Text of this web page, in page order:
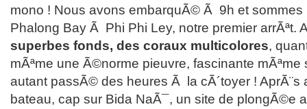
mono ! Nous avons embarquÃ© Ã 9h et sommes
Phalong Bay Ã Phi Phi Ley, notre premier arrÃªt.
superbes fonds, des coraux multicolores,
mÃªme une Ã©norme pieuvre, fascinante mÃªme
autant passÃ© des heures Ã la cÃ´toyer !
bateau, cap sur Bida NaÃ¯, un site de plongÃ©e